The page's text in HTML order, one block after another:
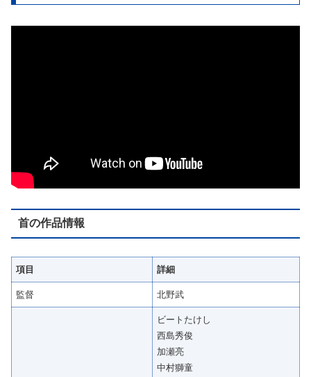
首の作品情報
項目 詳細
監督 北野武
ビートたけし
西島秀俊
加瀬亮
中村獅童